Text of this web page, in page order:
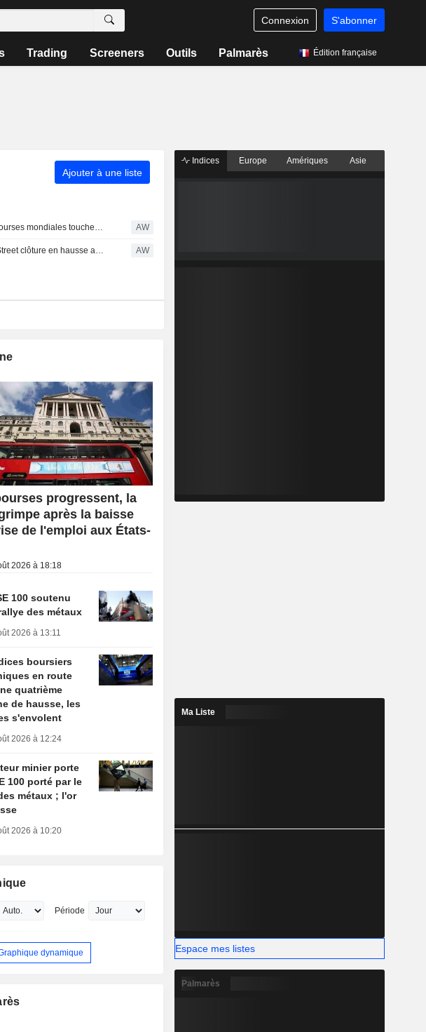
Connexion S'abonner
Trading Screeners Outils Palmarès Édition française
Ajouter à une liste
Les Bourses mondiales touchent des sommets après l'emploi américain AW
Wall Street clôture en hausse après l'emploi américain AW
progressent, la
après la baisse
de l'emploi aux États-
2026 à 18:18
100 soutenu
des métaux
2026 à 13:11
boursiers
en route
quatrième
de hausse, les
s'envolent
2026 à 12:24
minier porte
100 porté par le
métaux ; l'or
2026 à 10:20
Période
dynamique
Indices Europe Amériques Asie
Ma Liste
Espace mes listes
Palmarès